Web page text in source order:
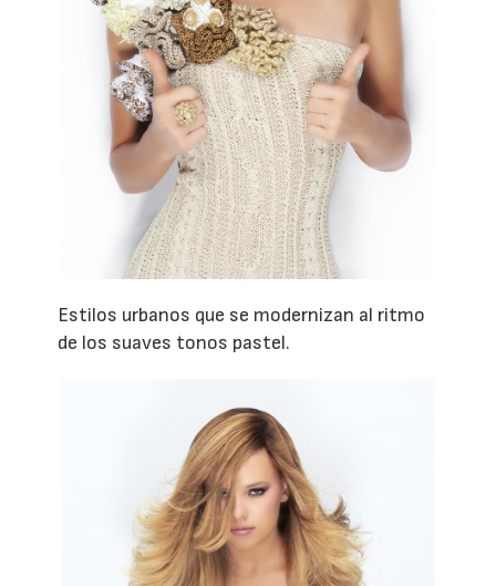
Estilos urbanos que se modernizan al ritmo
de los suaves tonos pastel.